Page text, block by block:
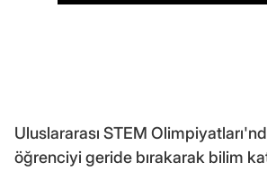
Uluslararası STEM
öğrenciyi geride bırakarak bilim